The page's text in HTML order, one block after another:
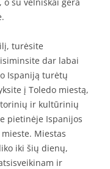
turėsite
dar labai
Ispaniją turėtų
į Toledo miestą,
ir kultūrinių
pietinėje Ispanijos
Miestas
iki šių dienų,
ir